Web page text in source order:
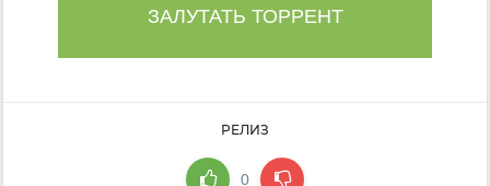
ЗАЛУТАТЬ ТОРРЕНТ
РЕЛИЗ
0